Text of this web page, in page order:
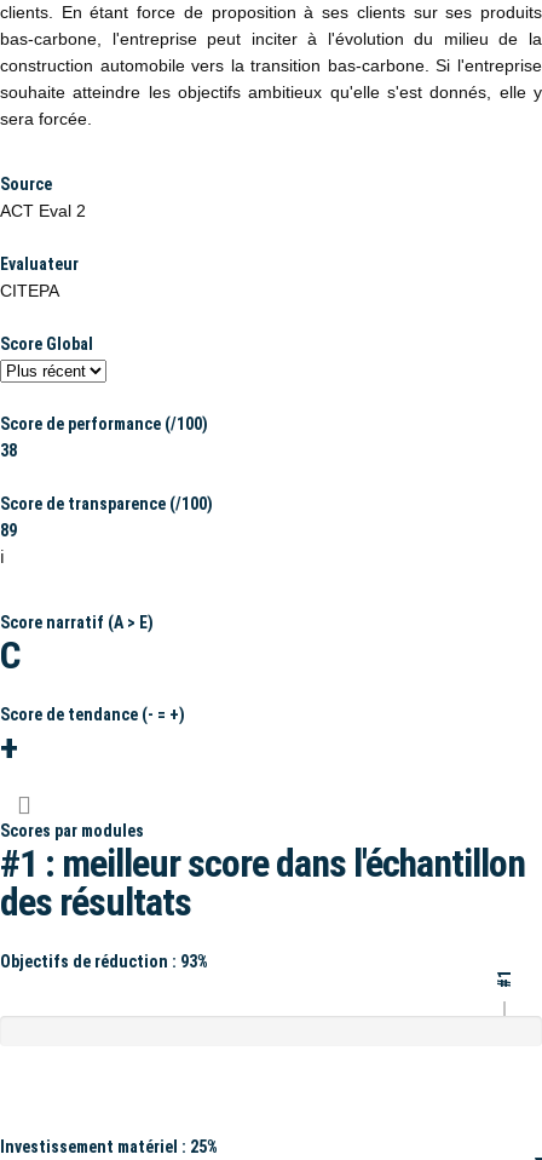
clients.​ En étant force de proposition à ses clients sur ses produits
bas-carbone, l'entreprise peut inciter à l'évolution du milieu de la
construction automobile vers la transition bas-carbone. Si l'entreprise
souhaite atteindre les objectifs ambitieux qu'elle s'est donnés, elle y
sera forcée.​
Source
ACT Eval 2
Evaluateur
CITEPA
Score Global
Score de performance (/100)
38
Score de transparence (/100)
89
ℹ️
Score narratif (A > E)
C
Score de tendance (- = +)
+
Scores par modules
#1 : meilleur score dans l'échantillon
des résultats
Objectifs de réduction : 93%
#1
Investissement matériel : 25%